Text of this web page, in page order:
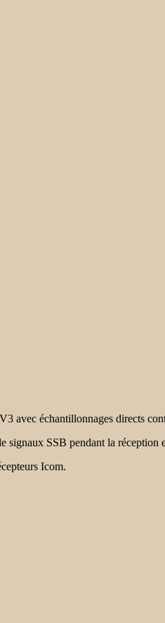
avec échantillonnages directs
signaux SSB pendant la réception
Icom.